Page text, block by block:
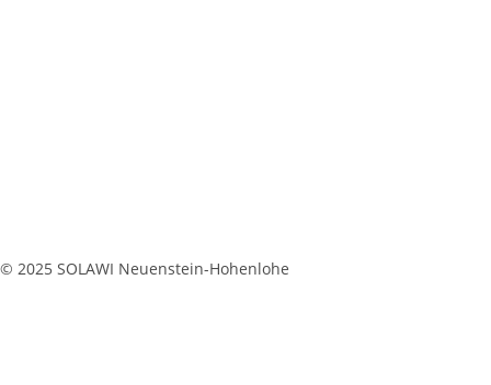
© 2025 SOLAWI Neuenstein-Hohenlohe